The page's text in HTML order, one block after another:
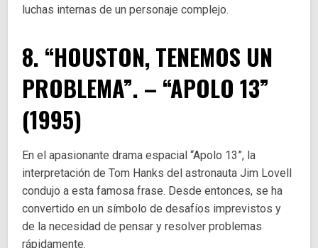
luchas internas de un personaje complejo.
8. “HOUSTON, TENEMOS UN
PROBLEMA”. – “APOLO 13”
(1995)
En el apasionante drama espacial “Apolo 13”, la
interpretación de Tom Hanks del astronauta Jim Lovell
condujo a esta famosa frase. Desde entonces, se ha
convertido en un símbolo de desafíos imprevistos y
de la necesidad de pensar y resolver problemas
rápidamente.